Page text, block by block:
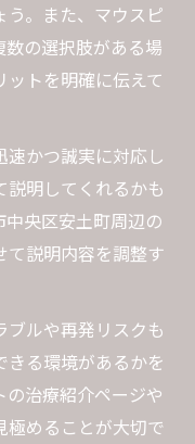
。また、マウスピ
の選択肢がある場
トを明確に伝えて
速かつ誠実に対応し
明してくれるかも
央区安土町周辺の
て説明内容を調整す
ルや再発リスクも
る環境があるかを
治療紹介ページや
極めることが大切で